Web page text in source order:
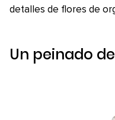
detalles de flores de
Un peinado